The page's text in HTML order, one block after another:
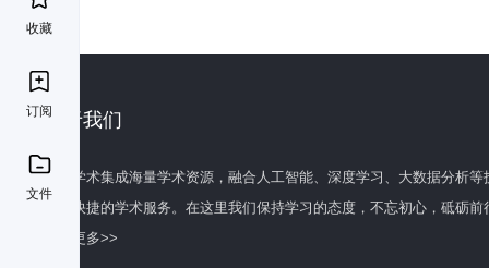
收藏
订阅
文件
关于我们
百度学术集成海量学术资源，融合人工智能、深度学习、大数据分析
全面快捷的学术服务。在这里我们保持学习的态度，不忘初心，砥砺前
了解更多>>